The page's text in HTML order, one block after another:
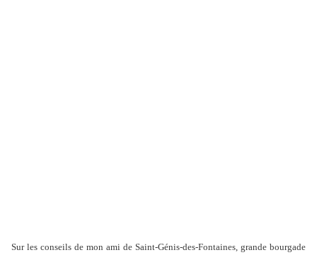
Sur les conseils de mon ami de Saint-Génis-des-Fontaines, grande bourgade